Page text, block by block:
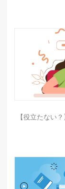
【役立たない